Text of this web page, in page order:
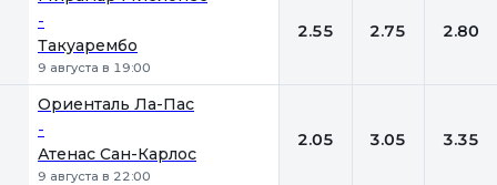
-
Такуарембо
9 августа в 19:00
2.55 2.75 2.80
Ориенталь Ла-Пас
-
Атенас Сан-Карлос
9 августа в 22:00
2.05 3.05 3.35